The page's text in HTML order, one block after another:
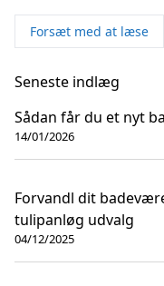
Forsæt med at læse
Seneste indlæg
Sådan får du et nyt
14/01/2026
Forvandl dit
tulipanløg udvalg
04/12/2025